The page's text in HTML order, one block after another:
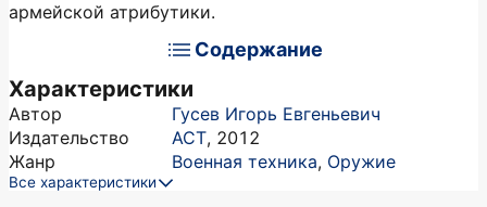
армейской атрибутики.
Содержание
Характеристики
Автор
Гусев Игорь Евгеньевич
Издательство
АСТ, 2012
Жанр
Военная техника, Оружие
Все характеристики